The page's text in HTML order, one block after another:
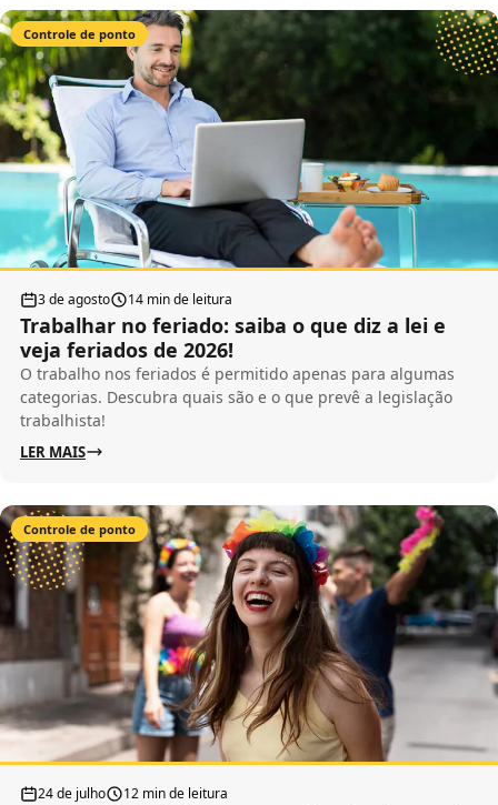
Controle de ponto
3 de agosto 14 min de leitura
Trabalhar no feriado: saiba o que diz a lei e
veja feriados de 2026!
O trabalho nos feriados é permitido apenas para algumas
categorias. Descubra quais são e o que prevê a legislação
trabalhista!
LER MAIS
Controle de ponto
24 de julho 12 min de leitura